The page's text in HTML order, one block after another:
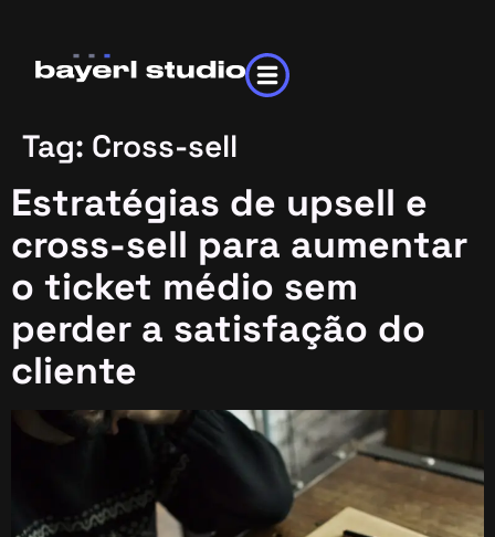
Tag: Cross-sell
Estratégias de upsell e
cross-sell para aumentar
o ticket médio sem
perder a satisfação do
cliente